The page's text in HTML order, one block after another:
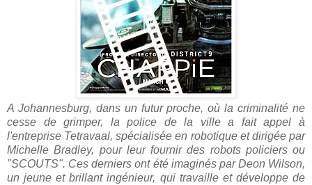
A Johannesburg, dans un futur proche, où la criminalité ne
cesse de grimper, la police de la ville a fait appel à
l'entreprise Tetravaal, spécialisée en robotique et dirigée par
Michelle Bradley, pour leur fournir des robots policiers ou
"SCOUTS". Ces derniers ont été imaginés par Deon Wilson,
un jeune et brillant ingénieur, qui travaille et développe de